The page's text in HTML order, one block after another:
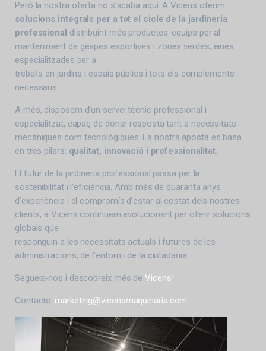
Però la nostra oferta no s’acaba aquí. A Vicens oferim
solucions integrals per a tot el cicle de la jardineria
professional distribuint més productes: equips per al
manteniment de gespes esportives i zones verdes, eines
especialitzades per a
treballs en jardins i espais públics i tots els complements
necessaris.
A més, disposem d’un servei tècnic professional i
especialitzat, capaç de donar resposta tant a necessitats
mecàniques com tecnològiques. La nostra aposta es basa
en tres pilars: qualitat, innovació i professionalitat.
El futur de la jardineria professional passa per la
sostenibilitat i l’eficiència. Amb més de quaranta anys
d’experiència i el compromís d’estar al costat dels nostres
clients, a Vicens continuem evolucionant per oferir solucions
globals que
responguin a les necessitats actuals i futures de les
administracions, de l’entorn i de la ciutadania.
Segueix-nos i descobreix més deVicens!
Contacte: marketing@vicensmaquinaria.com